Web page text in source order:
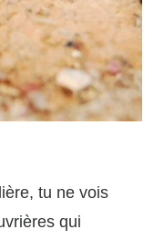
tu ne vois
qui